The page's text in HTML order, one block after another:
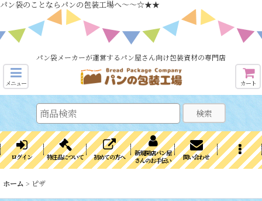
パン袋のことならパンの包装工場へ～～☆★★
パン袋メーカーが運営するパン屋さん向け包装資材の専門店
メニュー カート
検索
ログイン 特注品について 初めての方へ
新規開店パン屋
さんのお手伝い
問い合わせ
ホーム > ピザ